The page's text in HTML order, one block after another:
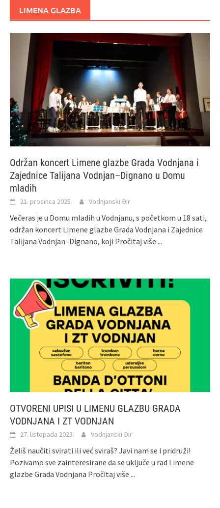
LIMENA GLAZBA
Održan koncert Limene glazbe Grada Vodnjana i
Zajednice Talijana Vodnjan–Dignano u Domu
mladih
21. prosinca 2025. Vodnjanski Đir
Večeras je u Domu mladih u Vodnjanu, s početkom u 18 sati,
održan koncert Limene glazbe Grada Vodnjana i Zajednice
Talijana Vodnjan–Dignano, koji Pročitaj više ...
OTVORENI UPISI U LIMENU GLAZBU GRADA
VODNJANA I ZT VODNJAN
27. listopada 2023. Vodnjanski Đir
Želiš naučiti svirati ili već sviraš? Javi nam se i pridruži!
Pozivamo sve zainteresirane da se uključe u rad Limene
glazbe Grada Vodnjana Pročitaj više ...